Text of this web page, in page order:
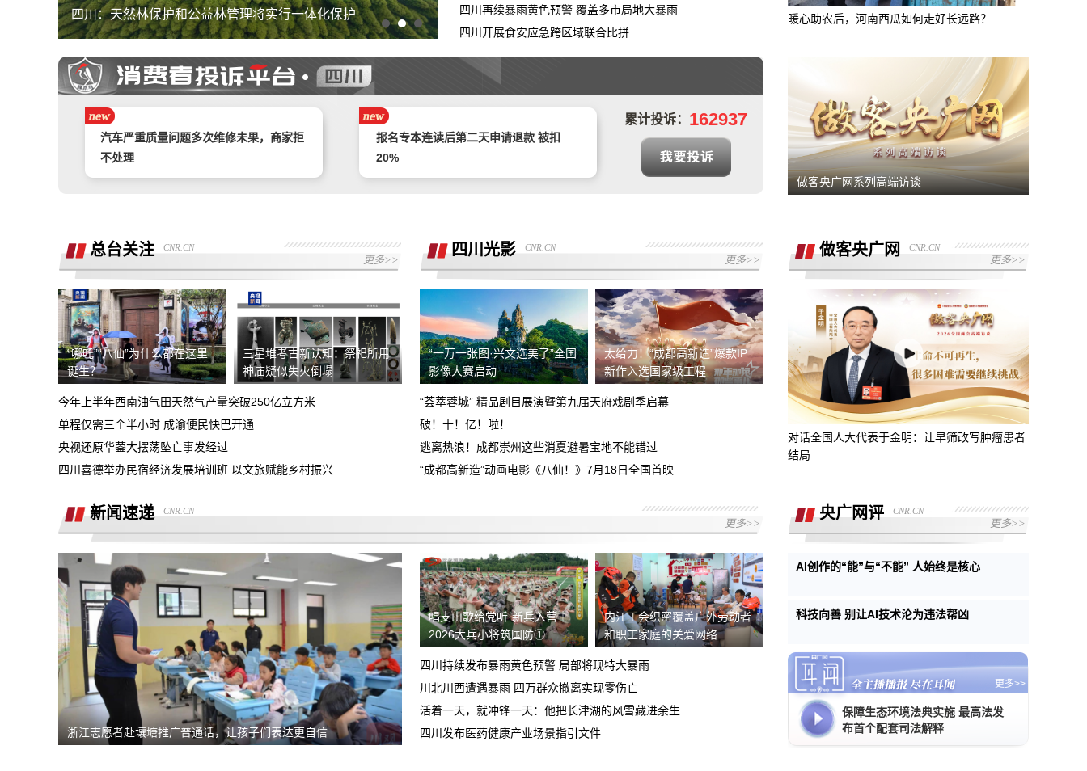
四川：天然林保护和公益林管理将实行一体化保护 四川8月天气预测来了：有5次降水天气过程 投资13亿元 四川启动地质矿产调查
四川再续暴雨黄色预警 覆盖多市局地大暴雨
四川开展食安应急跨区域联合比拼
暖心助农后，河南西瓜如何走好长远路？
携程旅游APP非因消费者原因主票已退，
附属票不退费。
预售年卡自动被激活，开放半年预约期有
近3个月周末不能预约，还不允许退卡退
举报镇江豪利汽车销售服务有限公司拒不
退款
中山市正德二手车交易有限公司拒不退款
汽车严重质量问题多次维修未果，商家拒
不处理
报名专本连读后第二天申请退款 被扣
20%
奇富借条（原360借条）暴力催收
遭遇汽车4S店不给予退定金以及销售人
广西联通宽带被无故限速，想恢复必须签
《业务风险防控承诺书》
现就退款协议没有达成一致，希望平台协
助
话费充值未到账，平台判商家退款，但商
家不退款也联系不上。
我们在湖南华洋阳光汽车销售有限公司交
了汽车诚意金，但现无法退还诚意金
游戏虚假宣传诱导消费，已经严重影响本
人生活
小赢卡贷两笔借款综合年化利率超法定上
限，要求按LPR4倍核算，退还全部超额
利息及
4s店擅自操作导致汽车主机损坏导致需
诱导下订展车后申请退单不给退
全款购买吉利银河A7被售抵押车，车辆
被中信银行拖走，钱车两空，吉利总部推
诿不作为
现要求该平台退回超法定利率的费用合计
金额4594.92元！
石家庄鹿泉区烂尾楼
去年五月在成都天府广场小米之家买的小
米15手机，现后盖裂缝翘起等问题有安
退定金10000元
金不能退回等 事后交易未达成拒绝退还
定金
承诺兜底购置税，后续不兜底
日本富士相机XE5挂耳脱落 存在设计缺
熊猫净水器爆炸燃烧
高德平台乱扣钱，乱封号
退还诚意金
关于飞行帮（北京）航空服务有限公司退
费纠纷的投诉
滴滴平台司机超时未出发，地域黑乘客
广汽丰田车没有提到，诉求退定金及相关
合理合法费用
要求解除合同，退款，我还没有开始学习
退还2199元订金
累计投诉： 162937
做客央广网系列高端访谈
总台关注 CNR.CN
更多>>
“哪吒”“八仙”为什么都在这里
诞生？
三星堆考古新认知：祭祀所用
神庙疑似失火倒塌
今年上半年西南油气田天然气产量突破250亿立方米
单程仅需三个半小时 成渝便民快巴开通
央视还原华蓥大摆荡坠亡事发经过
四川喜德举办民宿经济发展培训班 以文旅赋能乡村振兴
四川光影 CNR.CN
更多>>
“一万一张图·兴文选美了”全国
影像大赛启动
太给力！“成都高新造”爆款IP
新作入选国家级工程
“荟萃蓉城” 精品剧目展演暨第九届天府戏剧季启幕
破！十！亿！啦！
逃离热浪！成都崇州这些消夏避暑宝地不能错过
“成都高新造”动画电影《八仙！》7月18日全国首映
做客央广网 CNR.CN
更多>>
对话全国人大代表于金明：让早筛改写肿瘤患者
结局
新闻速递 CNR.CN
更多>>
浙江志愿者赴壤塘推广普通话，让孩子们表达更自信
唱支山歌给党听·新兵入营｜
2026大兵小将筑国防①
内江工会织密覆盖户外劳动者
和职工家庭的关爱网络
四川持续发布暴雨黄色预警 局部将现特大暴雨
川北川西遭遇暴雨 四万群众撤离实现零伤亡
活着一天，就冲锋一天：他把长津湖的风雪藏进余生
四川发布医药健康产业场景指引文件
央广网评 CNR.CN
更多>>
AI创作的“能”与“不能” 人始终是核心
科技向善 别让AI技术沦为违法帮凶
保障生态环境法典实施 最高法发
布首个配套司法解释
更多>>